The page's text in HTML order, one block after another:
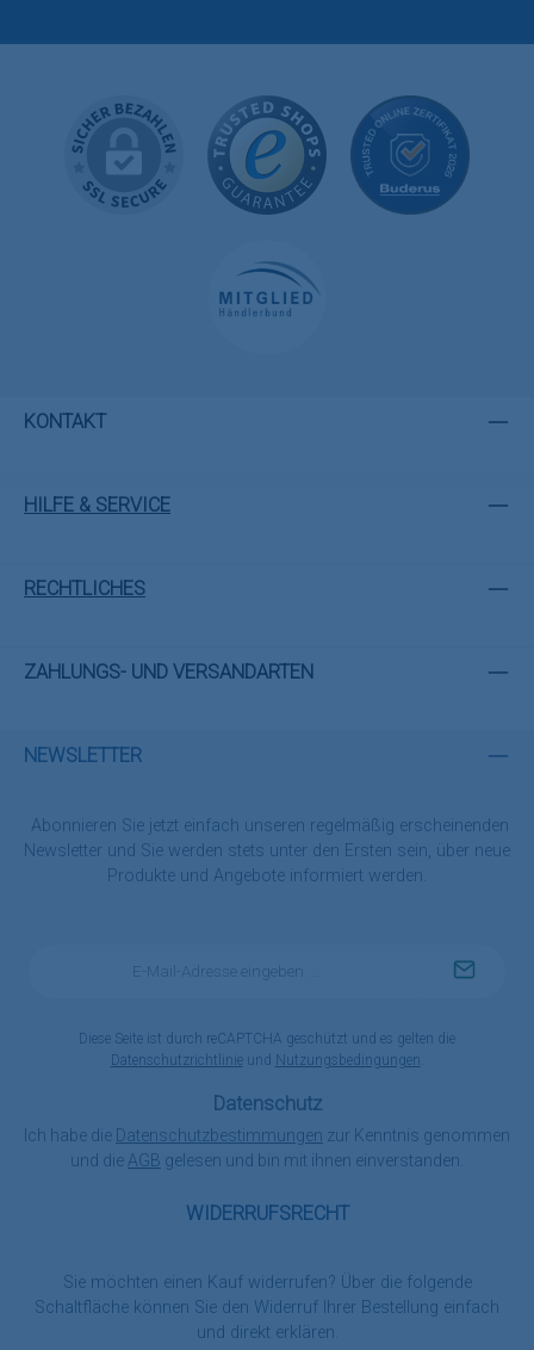
KONTAKT
HILFE & SERVICE
RECHTLICHES
ZAHLUNGS- UND VERSANDARTEN
WIDERRUFSRECHT
Sie möchten einen Kauf widerrufen? Über die folgende
Schaltfläche können Sie den Widerruf Ihrer Bestellung einfach
und direkt erklären.
NEWSLETTER
Abonnieren Sie jetzt einfach unseren regelmäßig erscheinenden
Newsletter und Sie werden stets unter den Ersten sein, über neue
Produkte und Angebote informiert werden.
Diese Seite ist durch reCAPTCHA geschützt und es gelten die
Datenschutzrichtlinieund Nutzungsbedingungen
Datenschutz
Ich habe die Datenschutzbestimmungen zur Kenntnis genommen
und die AGB gelesen und bin mit ihnen einverstanden.